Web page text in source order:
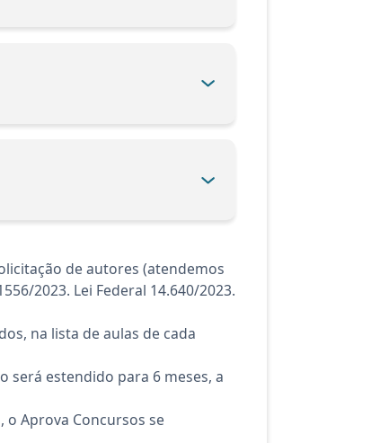
de autores (atendemos
2023. Lei Federal 14.640/2023.
na lista de aulas de cada
será estendido para 6 meses, a
Aprova Concursos se